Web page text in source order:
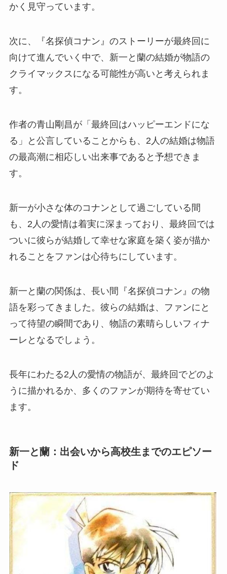
かく見守っています。
次に、『名探偵コナン』のストーリーが最終回に
向けて進んでいく中で、新一と蘭の結婚が物語の
クライマックスになる可能性が高いと考えられま
す。
作者の青山剛昌が「最終回はハッピーエンドにな
る」と公言していることからも、2人の結婚は物語
の最高潮に相応しい出来事であると予想できま
す。
新一が小さな体のコナンとして過ごしている間
も、2人の愛情は着実に深まっており、最終回では
ついに彼らが結婚して幸せな家庭を築く姿が描か
れることをファンは心待ちにしています。
新一と蘭の関係は、長い間『名探偵コナン』の物
語を彩ってきました。彼らの結婚は、ファンにと
って待望の瞬間であり、物語の素晴らしいフィナ
ーレとなるでしょう。
長年にわたる2人の愛情の物語が、最終回でどのよ
うに描かれるか、多くのファンが期待を寄せてい
ます。
新一と蘭：出会いから高校生までのエピソー
ド